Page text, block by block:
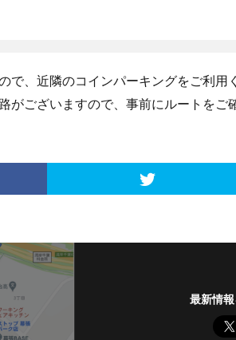
で、近隣のコインパーキングをご利用
がございますので、事前にルートをご
最新情